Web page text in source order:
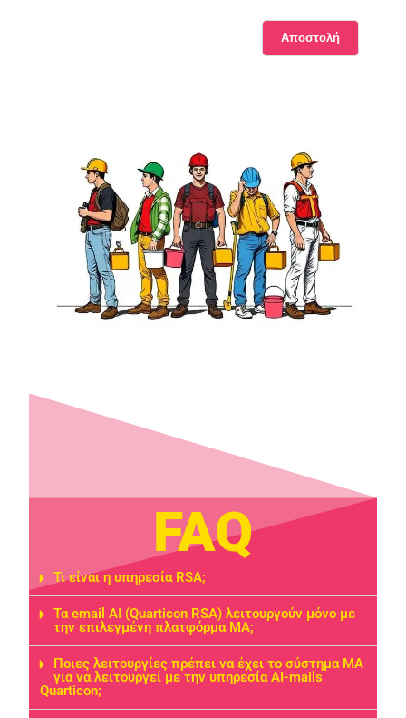
Αποστολή
FAQ
Τι είναι η υπηρεσία RSA;
Τα email AI (Quarticon RSA) λειτουργούν μόνο με
την επιλεγμένη πλατφόρμα MA;
Ποιες λειτουργίες πρέπει να έχει το σύστημα MA
για να λειτουργεί με την υπηρεσία AI-mails
Quarticon;